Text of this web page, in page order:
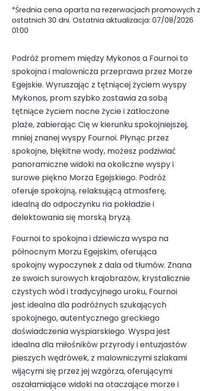
*Średnia cena oparta na rezerwacjach promowych z
ostatnich 30 dni. Ostatnia aktualizacja: 07/08/2026
01:00
Podróż promem między Mykonos a Fournoi to
spokojna i malownicza przeprawa przez Morze
Egejskie. Wyruszając z tętniącej życiem wyspy
Mykonos, prom szybko zostawia za sobą
tętniące życiem nocne życie i zatłoczone
plaże, zabierając Cię w kierunku spokojniejszej,
mniej znanej wyspy Fournoi. Płynąc przez
spokojne, błękitne wody, możesz podziwiać
panoramiczne widoki na okoliczne wyspy i
surowe piękno Morza Egejskiego. Podróż
oferuje spokojną, relaksującą atmosferę,
idealną do odpoczynku na pokładzie i
delektowania się morską bryzą.
Fournoi to spokojna i dziewicza wyspa na
północnym Morzu Egejskim, oferująca
spokojny wypoczynek z dala od tłumów. Znana
ze swoich surowych krajobrazów, krystalicznie
czystych wód i tradycyjnego uroku, Fournoi
jest idealna dla podróżnych szukających
spokojnego, autentycznego greckiego
doświadczenia wyspiarskiego. Wyspa jest
idealna dla miłośników przyrody i entuzjastów
pieszych wędrówek, z malowniczymi szlakami
wijącymi się przez jej wzgórza, oferującymi
oszałamiające widoki na otaczające morze i